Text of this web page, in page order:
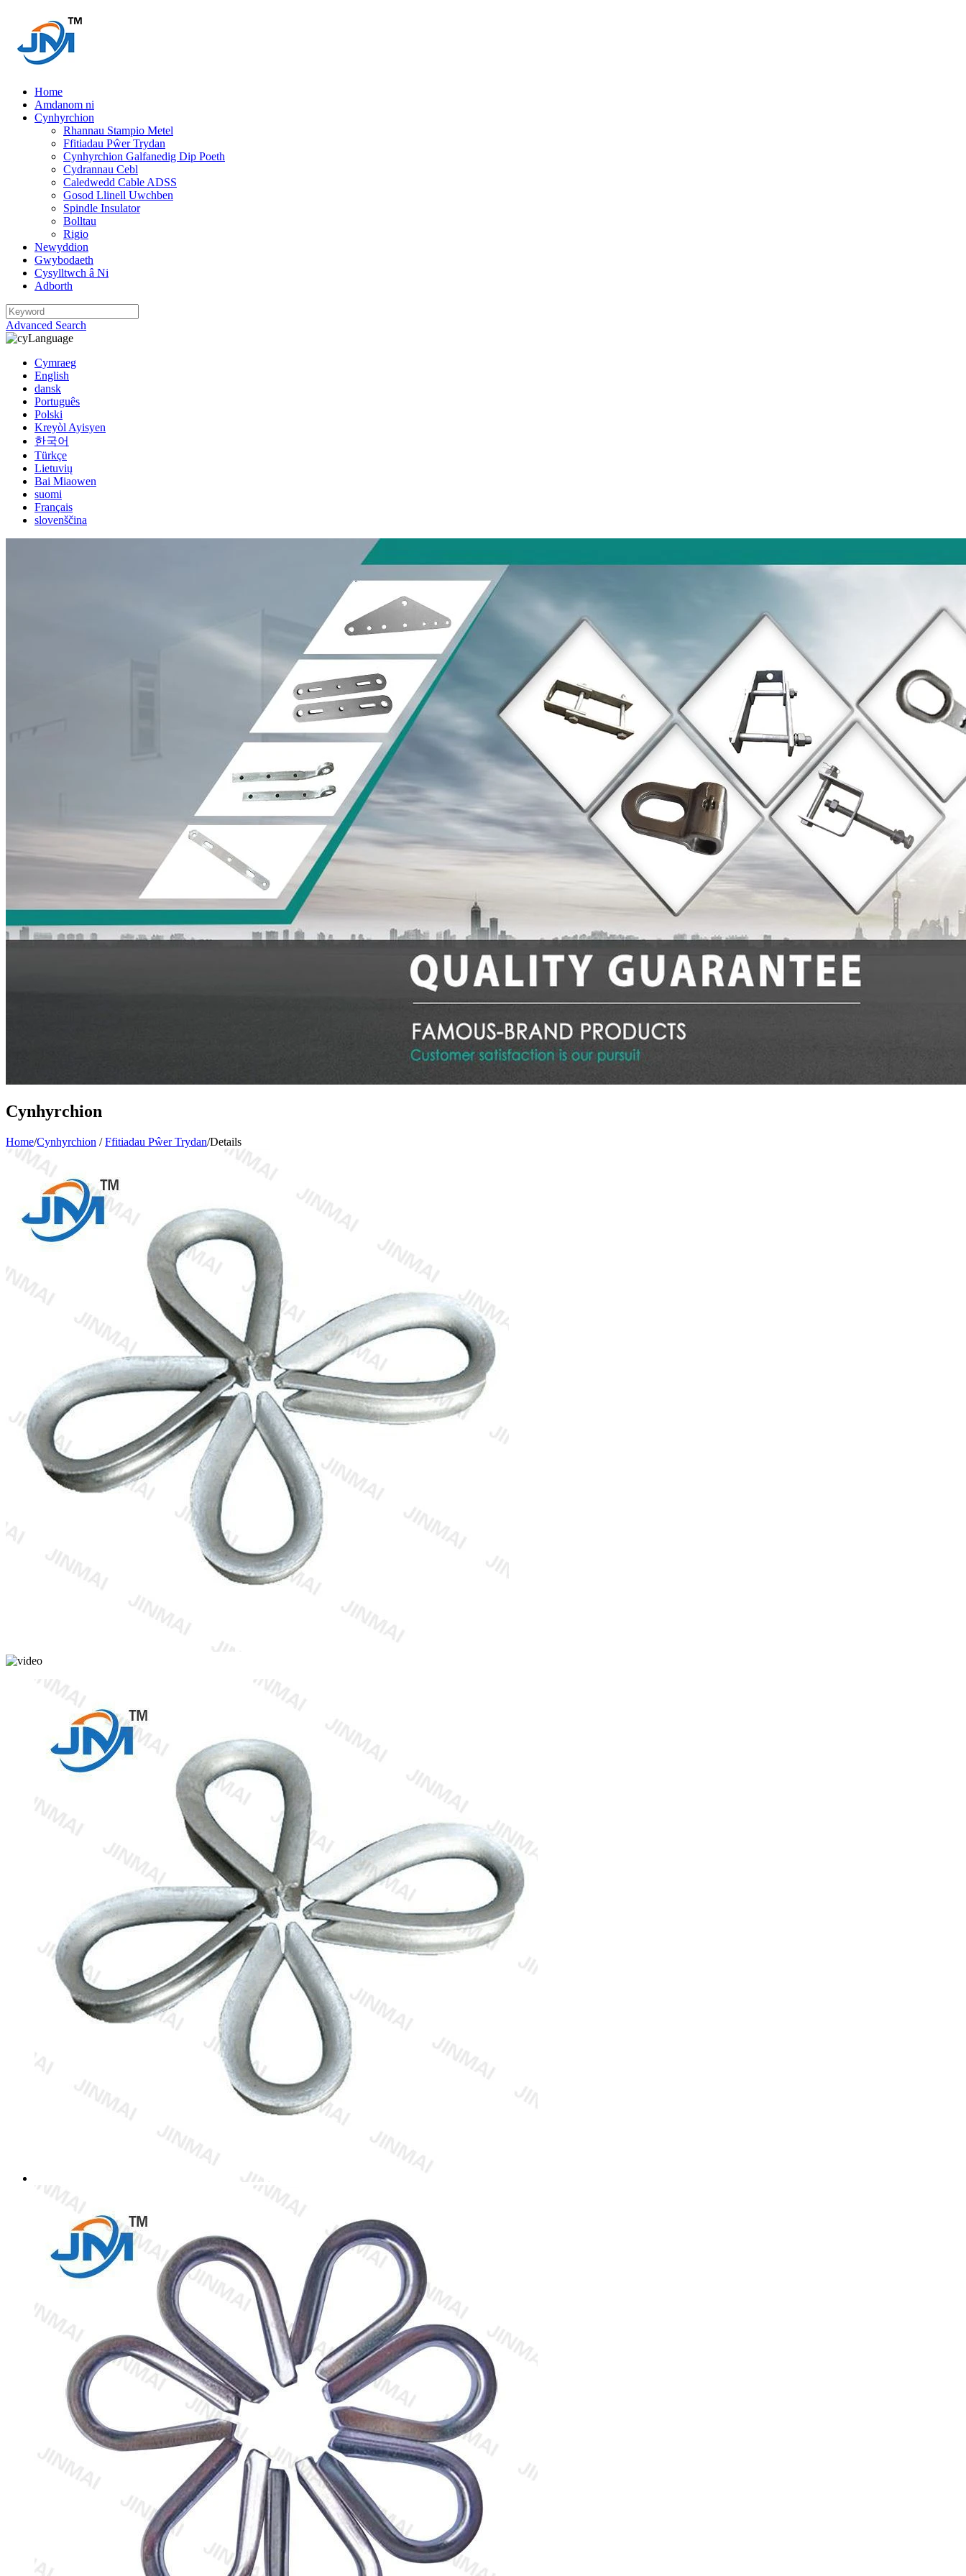
Home
Amdanom ni
Cynhyrchion
Rhannau Stampio Metel
Ffitiadau Pŵer Trydan
Cynhyrchion Galfanedig Dip Poeth
Cydrannau Cebl
Caledwedd Cable ADSS
Gosod Llinell Uwchben
Spindle Insulator
Bolltau
Rigio
Newyddion
Gwybodaeth
Cysylltwch â Ni
Adborth
Advanced Search
Language
Cymraeg
English
dansk
Português
Polski
Kreyòl Ayisyen
한국어
Türkçe
Lietuvių
Bai Miaowen
suomi
Français
slovenščina
Cynhyrchion
Home/Cynhyrchion / Ffitiadau Pŵer Trydan/Details